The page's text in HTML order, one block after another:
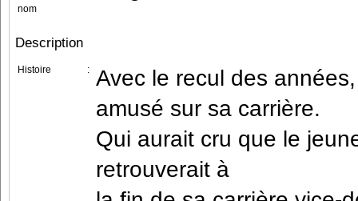
nom
Description
Histoire : Avec le recul des
amusé sur sa carrière.
Qui aurait cru que le
retrouverait à